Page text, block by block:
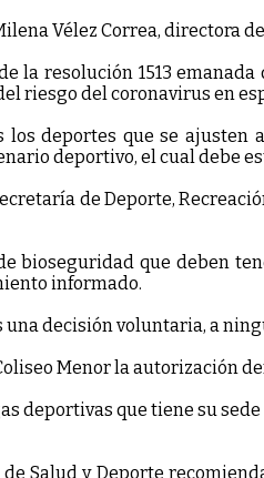
Vélez Correa, directora
la resolución 1513
riesgo del coronavirus en
los deportes que se
deportivo, el cual debe
de Deporte,
bioseguridad que deben
informado.
decisión voluntaria, a
Menor la autorización
deportivas que tiene su
Salud y Deporte